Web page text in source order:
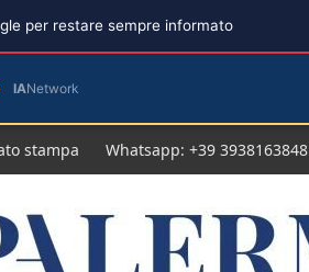
stampa Whatsapp: +39 3938163848
per restare sempre informato
IANetwork